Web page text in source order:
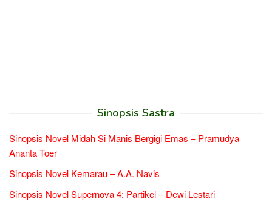
Sinopsis Sastra
Sinopsis Novel Midah Si Manis Bergigi Emas – Pramudya
Ananta Toer
Sinopsis Novel Kemarau – A.A. Navis
Sinopsis Novel Supernova 4: Partikel – Dewi Lestari